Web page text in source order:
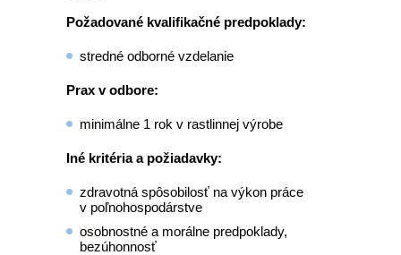
Požadované kvalifikačné predpoklady:
stredné odborné vzdelanie
Prax v odbore:
minimálne 1 rok v rastlinnej výrobe
Iné kritéria a požiadavky:
zdravotná spôsobilosť na výkon práce
v poľnohospodárstve
osobnostné a morálne predpoklady,
bezúhonnosť